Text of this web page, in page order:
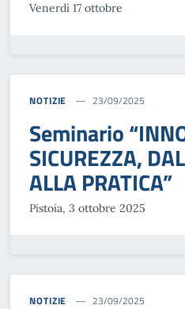
Venerdì 17 ottobre
NOTIZIE 23/09/2025
Seminario
SICUREZZA,
ALLA PRATICA”
Pistoia, 3 ottobre 2025
NOTIZIE 23/09/2025